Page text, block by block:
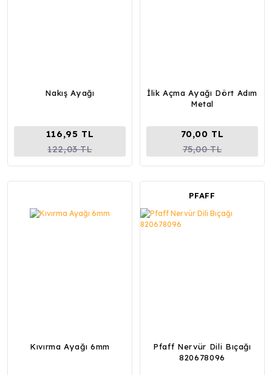
Nakış Ayağı
116,95 TL
122,03 TL
İlik Açma Ayağı Dört Adım
Metal
70,00 TL
75,00 TL
Kıvırma Ayağı 6mm
PFAFF
Pfaff Nervür Dili Bıçağı
820678096